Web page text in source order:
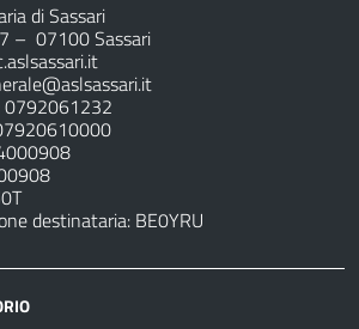
di Sassari
– 07100 Sassari
0792061232
destinataria: BE0YRU